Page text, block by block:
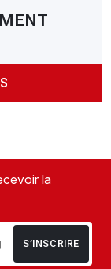
la
S’INSCRIRE